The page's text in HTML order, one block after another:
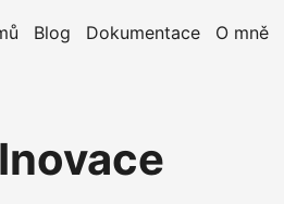
Blog Dokumentace O mně